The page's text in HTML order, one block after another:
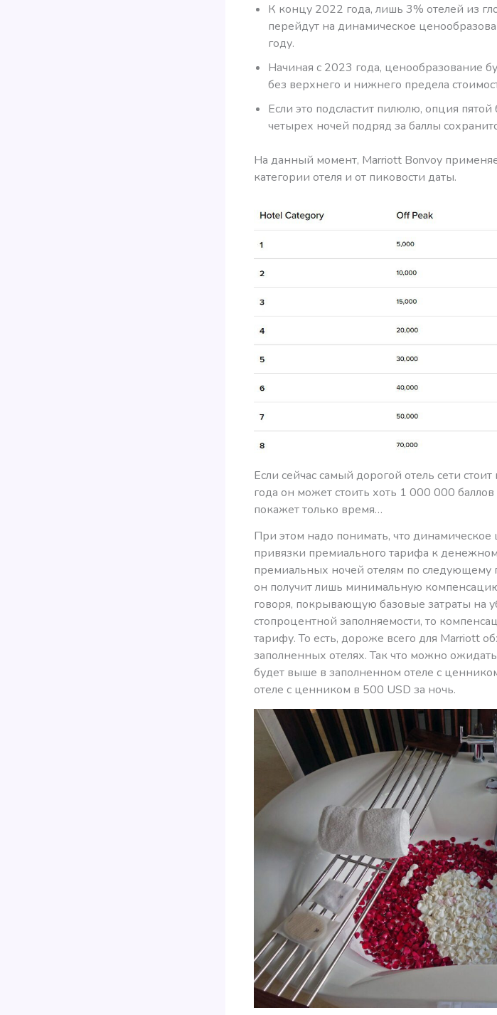
К концу 2022 года, лишь 3% отелей из
перейдут на динамическое
году.
Начиная с 2023 года, ценообразование
без верхнего и нижнего предела
Если это подсластит пилюлю, опция
четырех ночей подряд за баллы
На данный момент, Marriott Bonvoy
категории отеля и от пиковости даты.
Если сейчас самый дорогой отель сети
года он может стоить хоть 1 000 000
покажет только время…
При этом надо понимать, что динамическое
привязки премиального тарифа к
премиальных ночей отелям по следующему
он получит лишь минимальную компенсацию
говоря, покрывающую базовые затраты на
стопроцентной заполняемости, то
тарифу. То есть, дороже всего для Marriott
заполненных отелях. Так что можно
будет выше в заполненном отеле с
отеле с ценником в 500 USD за ночь.